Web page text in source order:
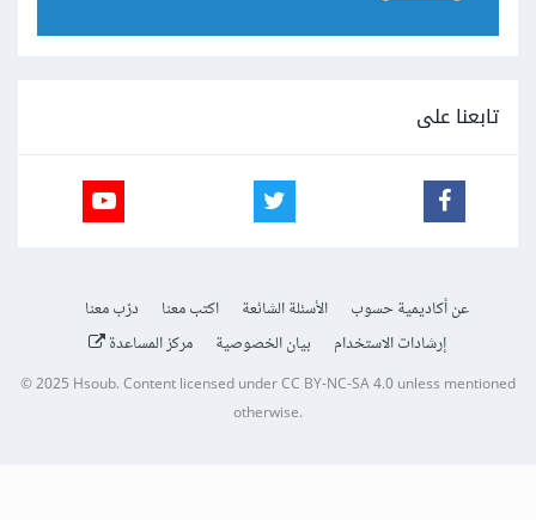
تابعنا على
عن أكاديمية حسوب الأسئلة الشائعة اكتب معنا
درّب معنا
إرشادات الاستخدام
بيان الخصوصية مركز المساعدة
© 2025 Hsoub.Content licensed underCC BY-NC-SA 4.0unless mentioned
otherwise.